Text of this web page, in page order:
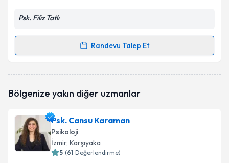
Psk. Filiz Tatlı
Randevu Talep Et
Randevu Takvimi Talebi
Size bu uzmandan randevu almanız için bir takvim
E-posta Adresiniz
Bölgenize yakın diğer uzmanlar
Psk. Cansu Karaman
Psikoloji
İzmir, Karşıyaka
5 (61 Değerlendirme)